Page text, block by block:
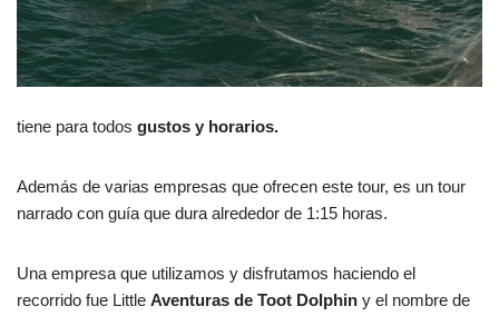
tiene para todos gustos y horarios.
Además de varias empresas que ofrecen este tour, es un tour
narrado con guía que dura alrededor de 1:15 horas.
Una empresa que utilizamos y disfrutamos haciendo el
recorrido fue Little Aventuras de Toot Dolphin y el nombre de